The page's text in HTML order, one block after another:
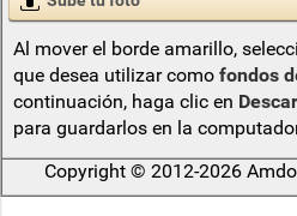
Al mover el borde amarillo,
que desea utilizar como fondos
continuación, haga clic en
para guardarlos en la
Copyright © 2012-2026